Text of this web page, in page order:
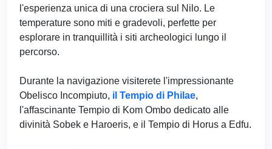
l'esperienza unica di una crociera sul Nilo. Le
temperature sono miti e gradevoli, perfette per
esplorare in tranquillità i siti archeologici lungo il
percorso.
Durante la navigazione visiterete l'impressionante
Obelisco Incompiuto, il Tempio di Philae,
l'affascinante Tempio di Kom Ombo dedicato alle
divinità Sobek e Haroeris, e il Tempio di Horus a Edfu.